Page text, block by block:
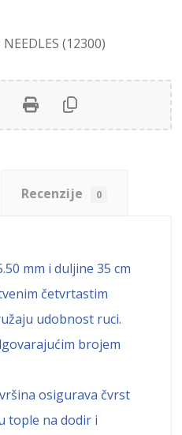
(12300)
Recenzije 0
mm i duljine 35 cm
četvrtastim
udobnost ruci.
brojem
osigurava čvrst
tople na dodir i